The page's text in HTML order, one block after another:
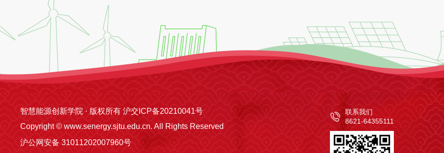
智慧能源创新学院 · 版权所有 沪交ICP备20210041号
Copyright © www.senergy.sjtu.edu.cn. All Rights Reserved
沪公网安备 31011202007960号
联系我们
8621-64355111